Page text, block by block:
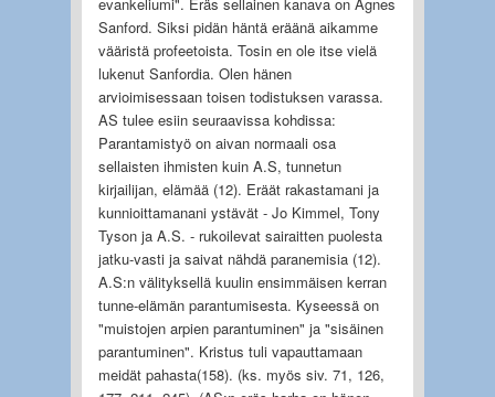
Sanford. Siksi pidän häntä eräänä aikamme
vääristä profeetoista. Tosin en ole itse vielä
lukenut Sanfordia. Olen hänen
arvioimisessaan toisen todistuksen varassa.
AS tulee esiin seuraavissa kohdissa:
Parantamistyö on aivan normaali osa
sellaisten ihmisten kuin A.S, tunnetun
kirjailijan, elämää (12). Eräät rakastamani ja
kunnioittamanani ystävät - Jo Kimmel, Tony
Tyson ja A.S. - rukoilevat sairaitten puolesta
jatku-vasti ja saivat nähdä paranemisia (12).
A.S:n välityksellä kuulin ensimmäisen kerran
tunne-elämän parantumisesta. Kyseessä on
"muistojen arpien parantuminen" ja "sisäinen
parantuminen". Kristus tuli vapauttamaan
meidät pahasta(158). (ks. myös siv. 71, 126,